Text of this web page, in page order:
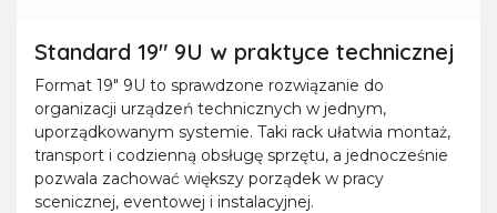
Standard 19" 9U w praktyce technicznej
Format 19" 9U to sprawdzone rozwiązanie do
organizacji urządzeń technicznych w jednym,
uporządkowanym systemie. Taki rack ułatwia montaż,
transport i codzienną obsługę sprzętu, a jednocześnie
pozwala zachować większy porządek w pracy
scenicznej, eventowej i instalacyjnej.